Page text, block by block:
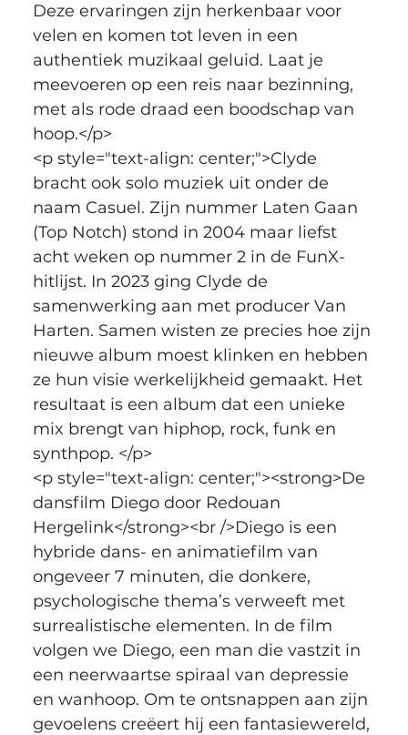
Deze ervaringen zijn herkenbaar voor
velen en komen tot leven in een
authentiek muzikaal geluid. Laat je
meevoeren op een reis naar bezinning,
met als rode draad een boodschap van
hoop.</p>
<p style="text-align: center;">Clyde
bracht ook solo muziek uit onder de
naam Casuel. Zijn nummer Laten Gaan
(Top Notch) stond in 2004 maar liefst
acht weken op nummer 2 in de FunX-
hitlijst. In 2023 ging Clyde de
samenwerking aan met producer Van
Harten. Samen wisten ze precies hoe zijn
nieuwe album moest klinken en hebben
ze hun visie werkelijkheid gemaakt. Het
resultaat is een album dat een unieke
mix brengt van hiphop, rock, funk en
synthpop. </p>
<p style="text-align: center;"><strong>De
dansfilm Diego door Redouan
Hergelink</strong><br />Diego is een
hybride dans- en animatiefilm van
ongeveer 7 minuten, die donkere,
psychologische thema’s verweeft met
surrealistische elementen. In de film
volgen we Diego, een man die vastzit in
een neerwaartse spiraal van depressie
en wanhoop. Om te ontsnappen aan zijn
gevoelens creëert hij een fantasiewereld,